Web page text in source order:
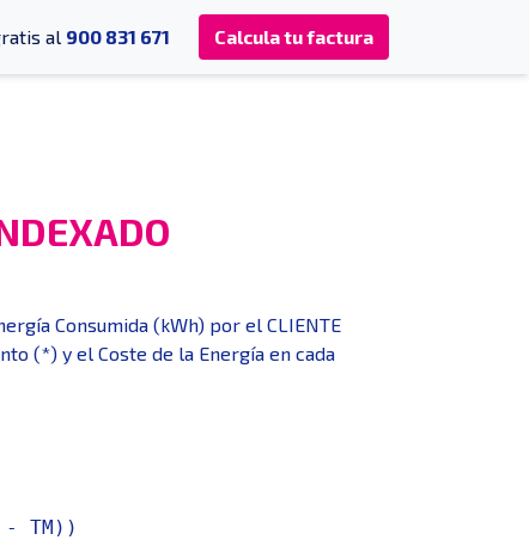
al 900 831 671 Calcula tu factura
Consumida (kWh) por el CLIENTE
(*) y el Coste de la Energía en cada
- TM))